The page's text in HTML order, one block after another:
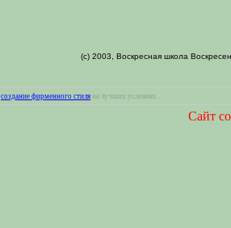
(c) 2003, Воскресная школа
создание фирменного стиля на лучших условиях.
Сайт